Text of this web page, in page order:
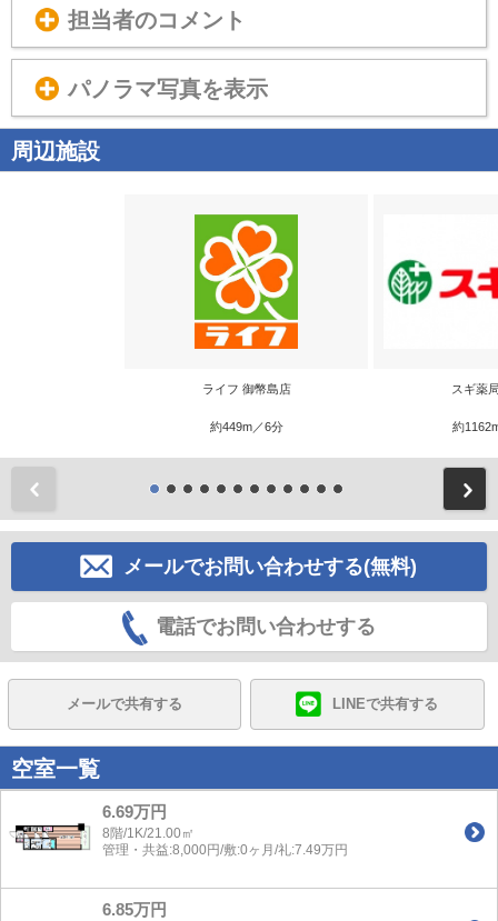
担当者のコメント
パノラマ写真を表示
周辺施設
ライフ 御幣島店
約449m／6分
スギ薬
約
メールでお問い合わせする(無料)
電話でお問い合わせする
メールで共有する LINEで共有する
空室一覧
6.69万円
8階/1K/21.00㎡
管理・共益:8,000円/敷:0ヶ月/礼:7.49万円
6.85万円